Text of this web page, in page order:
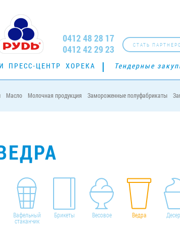
СТАТЬ
0412 48 28 17
0412 42 29 23
ПРЕСС-ЦЕНТР ХОРЕКА Тендерные
Масло Молочная продукция Замороженные полуфабрикаты
Вафельный
стаканчик
Брикеты Весовое Ведра